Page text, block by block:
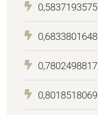
0,5837193575
0,6833801648
0,7802498817
0,8018518069